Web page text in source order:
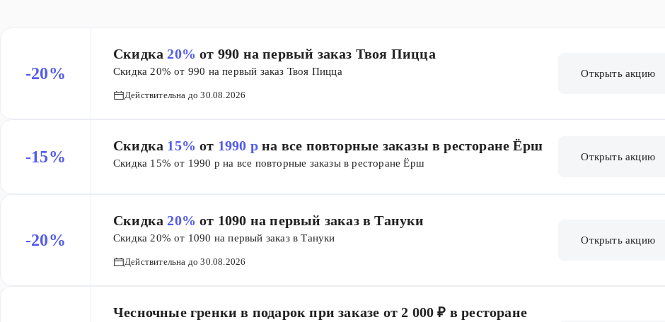
-20%
Скидка 20%от 990 на первый заказ Твоя Пицца
Скидка 20% от 990 на первый заказ Твоя Пицца
Действительна до 30.08.2026
Открыть акцию
-15%
Скидка 15%от 1990 рна все повторные заказы в ресторане Ёрш
Скидка 15% от 1990 р на все повторные заказы в ресторане Ёрш
Открыть акцию
-20%
Скидка 20%от 1090 на первый заказ в Тануки
Скидка 20% от 1090 на первый заказ в Тануки
Действительна до 30.08.2026
Открыть акцию
Чесночные гренки в подарок при заказе от 2 000 ₽ в ресторане